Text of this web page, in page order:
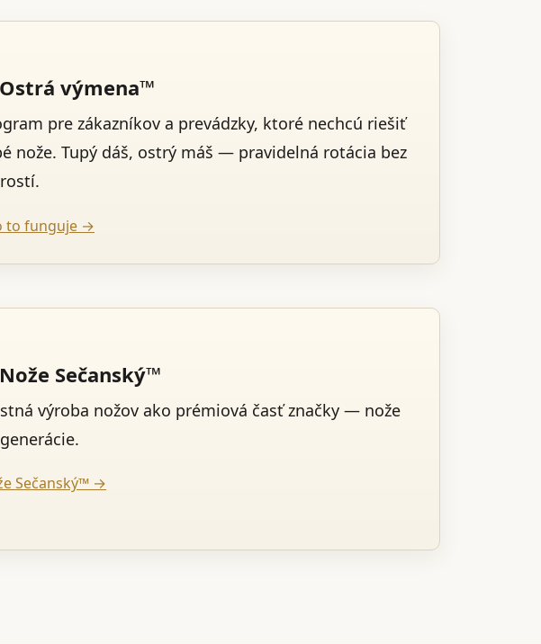
výmena™
pre zákazníkov a prevádzky, ktoré nechcú riešiť
nože. Tupý dáš, ostrý máš — pravidelná rotácia bez
to funguje →
Sečanský™
výroba nožov ako prémiová časť značky — nože
Sečanský™ →